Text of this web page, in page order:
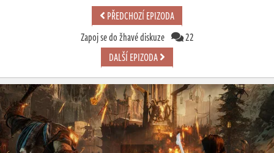
PŘEDCHOZÍ EPIZODA
Zapoj se do žhavé diskuze
22
DALŠÍ EPIZODA